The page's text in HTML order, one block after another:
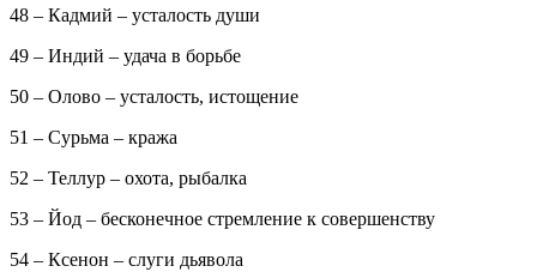
48 – Кадмий – усталость души
49 – Индий – удача в борьбе
50 – Олово – усталость, истощение
51 – Сурьма – кража
52 – Теллур – охота, рыбалка
53 – Йод – бесконечное стремление к совершенству
54 – Ксенон – слуги дьявола